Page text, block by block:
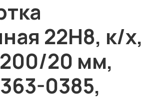
22Н8, к/х,
20 мм,
0385,